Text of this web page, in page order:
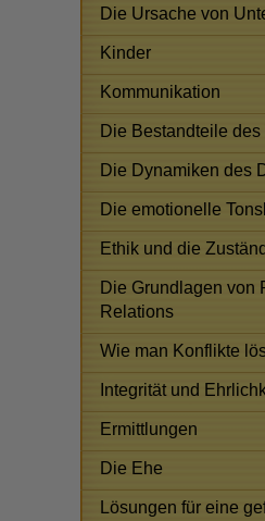
Die Ursache von
Kinder
Kommunikation
Die Bestandteile
Die Dynamiken des
Die emotionelle
Ethik und die
Die Grundlagen von
Relations
Wie man Konflikte
Integrität und
Ermittlungen
Die Ehe
Lösungen für eine